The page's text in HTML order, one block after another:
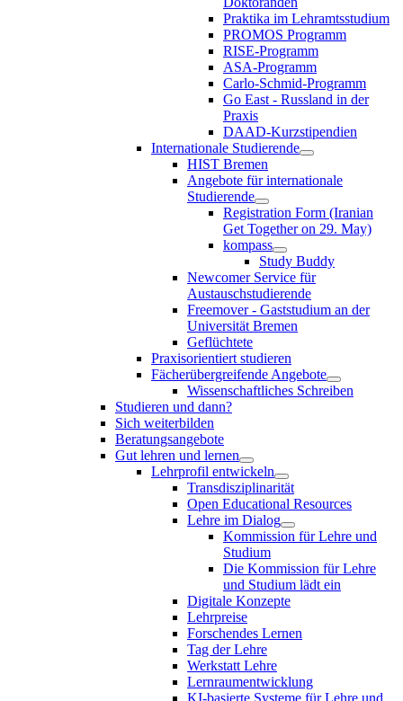
Praktika im Lehramtsstudium
PROMOS Programm
RISE-Programm
ASA-Programm
Carlo-Schmid-Programm
Go East - Russland in der
Praxis
DAAD-Kurzstipendien
Internationale Studierende
HIST Bremen
Angebote für internationale
Studierende
Registration Form (Iranian
Get Together on 29. May)
kompass
Study Buddy
Newcomer Service für
Austauschstudierende
Freemover - Gaststudium an der
Universität Bremen
Geflüchtete
Praxisorientiert studieren
Fächerübergreifende Angebote
Wissenschaftliches Schreiben
Studieren und dann?
Sich weiterbilden
Beratungsangebote
Gut lehren und lernen
Lehrprofil entwickeln
Transdisziplinarität
Open Educational Resources
Lehre im Dialog
Kommission für Lehre und
Studium
Die Kommission für Lehre
und Studium lädt ein
Digitale Konzepte
Lehrpreise
Forschendes Lernen
Tag der Lehre
Werkstatt Lehre
Lernraumentwicklung
KI-basierte Systeme für Lehre und